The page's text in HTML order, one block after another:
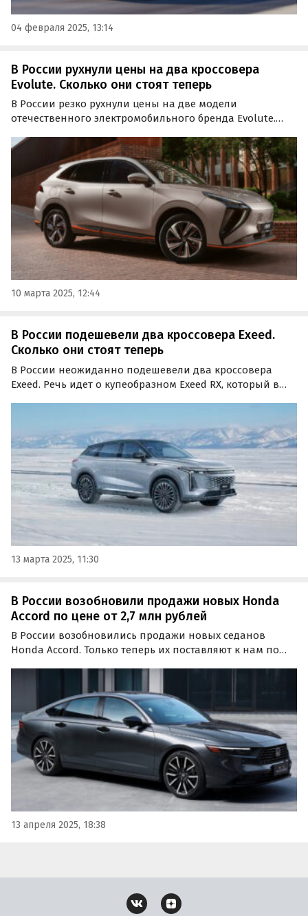
04 февраля 2025, 13:14
В России рухнули цены на два кроссовера
Evolute. Сколько они стоят теперь
В России резко рухнули цены на две модели
отечественного электромобильного бренда Evolute.
выпускаемые на заводе «Моторинвест», о чем
«Автоновости дня» узнали в ходе регулярного
мониторинга…
10 марта 2025, 12:44
В России подешевели два кроссовера Exeed.
Cколько они стоят теперь
В России неожиданно подешевели два кроссовера
Exeed. Речь идет о купеобразном Exeed RX, который в
13 марта 2025, 11:30
В России возобновили продажи новых Honda
Accord по цене от 2,7 млн рублей
В России возобновились продажи новых седанов
Honda Accord. Только теперь их поставляют к нам по
000 рублей, пишут «Автоновости дня».
13 апреля 2025, 18:38